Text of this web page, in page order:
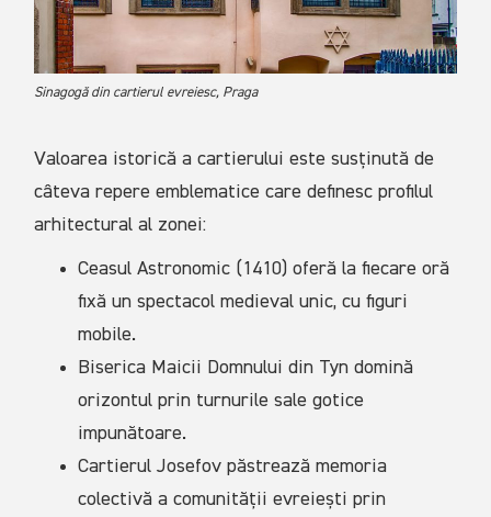
Sinagogă din cartierul evreiesc, Praga
Valoarea istorică a cartierului este susținută de
câteva repere emblematice care definesc profilul
arhitectural al zonei:
Ceasul Astronomic (1410) oferă la fiecare oră
fixă un spectacol medieval unic, cu figuri
mobile.
Biserica Maicii Domnului din Tyn domină
orizontul prin turnurile sale gotice
impunătoare.
Cartierul Josefov păstrează memoria
colectivă a comunității evreiești prin